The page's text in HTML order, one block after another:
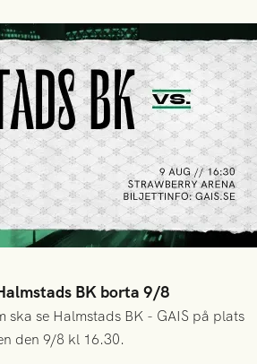
BK borta 9/8
ska se Halmstads BK - GAIS på plats
den 9/8 kl 16.30.